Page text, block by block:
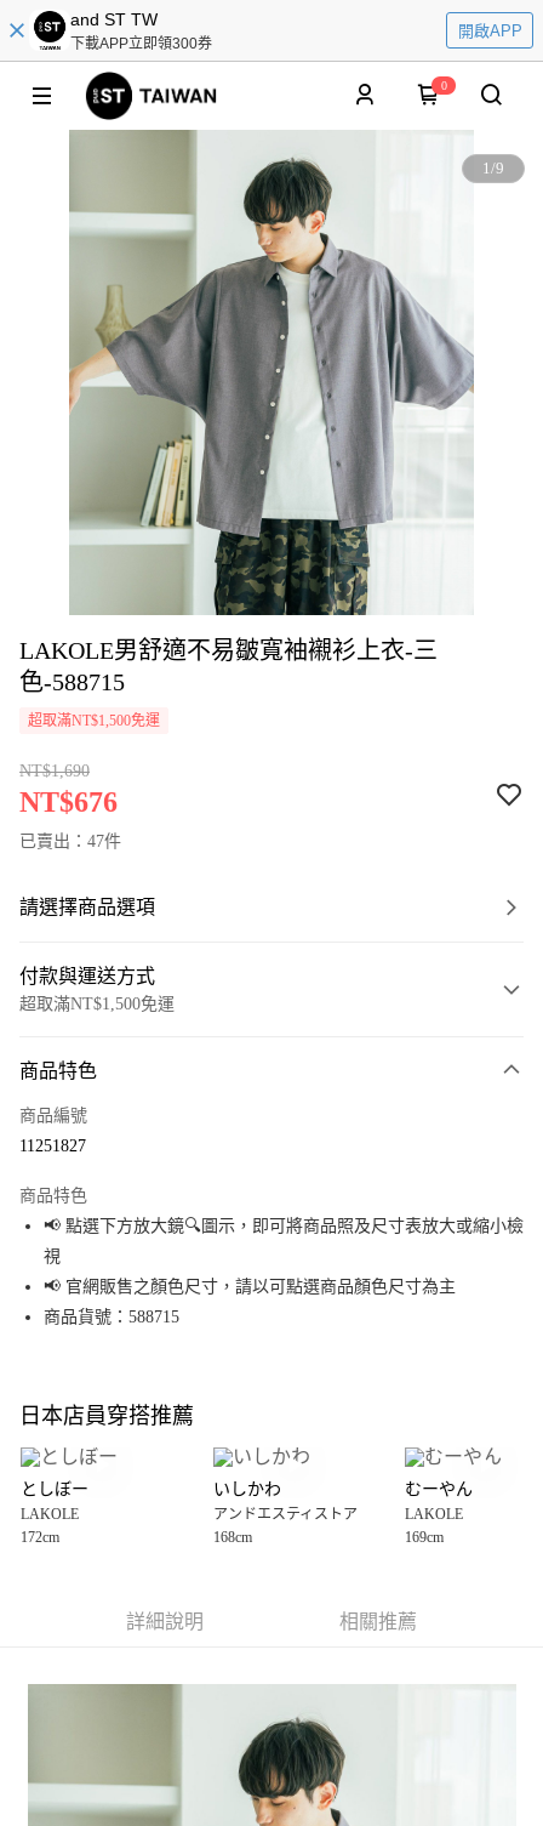
and ST TW
下載APP立即領300券
開啟APP
0
1/9
LAKOLE男舒適不易皺寬袖襯衫上衣-三
色-588715
超取滿NT$1,500免運
NT$1,690
NT$676
已賣出：47件
請選擇商品選項
付款與運送方式
超取滿NT$1,500免運
信用卡一次付款
Apple Pay
街口支付
悠遊付
全盈+PAY
大哥付你分期
【大哥付你分期使用說明】
1.本服務由台灣大哥大提供，台灣大哥大用戶可立即使用無須另外申請。
2.付款方式選擇「大哥付你分期」，訂單成立後會自動跳轉到大哥付的交易
3.實際核准額度、可分期數及費用金額請依後續交易確認頁面所載為準。
4.訂單成立30分鐘內，如未前往確認交易或遇審核未通過，訂單將自動取
1.分期款項不併入電信帳單，「大哥付你分期」於每月結算日後寄送繳費提
2.透過簡訊連結打開帳單後，可選擇「超商條碼／台灣大直營門市／銀行轉
帳／街口支付／iPASS MONEY」等通路繳費。
AFTEE先享後付
３．安心：先確認商品／服務後，再付款。
１．於結帳方式選擇「AFTEE先享後付」後，將跳轉至「AFTEE先享後付」
結帳頁面，進行簡訊認證並確認金額後，即可完成結帳。
２．訂單成立數日內，您將收到繳費通知簡訊。
３．收到繳費通知簡訊後14天內，點擊此簡訊中的連結，可透過四大超商／
每筆NT$80，滿NT$1,500(含以上)免運費
每筆NT$80，滿NT$1,500(含以上)免運費
7-11 取貨付款
商品特色
商品編號
11251827
商品特色
📢 點選下方放大鏡🔍圖示，即可將商品照及尺寸表放大或縮小檢
視
📢 官網販售之顏色尺寸，請以可點選商品顏色尺寸為主
商品貨號：588715
日本店員穿搭推薦
としぼー
LAKOLE
172cm
いしかわ
アンドエスティストア
168cm
むーやん
LAKOLE
169cm
詳細說明 相關推薦